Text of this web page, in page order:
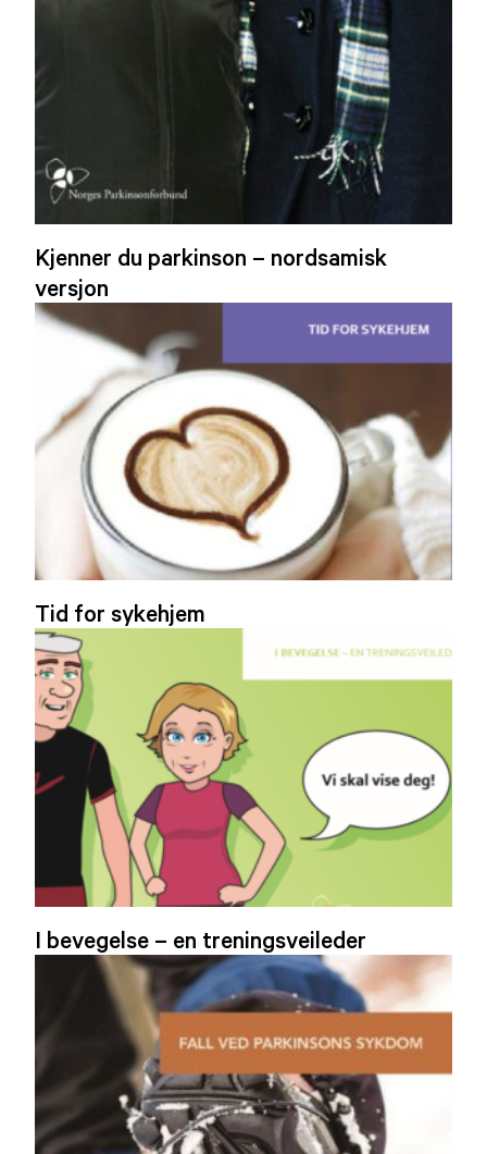
Kjenner du parkinson – nordsamisk
versjon
Tid for sykehjem
I bevegelse – en treningsveileder